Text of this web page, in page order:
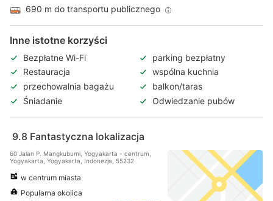
690 m do transportu publicznego
Inne istotne korzyści
Bezpłatne Wi-Fi
parking bezpłatny
Restauracja
wspólna kuchnia
przechowalnia bagażu
balkon/taras
Śniadanie
Odwiedzanie pubów
9.8 Fantastyczna lokalizacja
60 Jalan P. Mangkubumi, Yogyakarta - centrum,
Yogyakarta, Yogyakarta, Indonezja, 55232
w centrum miasta
Popularna okolica